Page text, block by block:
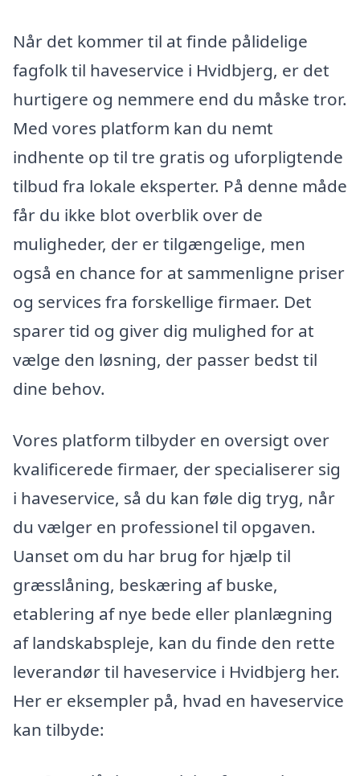
Når det kommer til at finde pålidelige
fagfolk til haveservice i Hvidbjerg, er det
hurtigere og nemmere end du måske tror.
Med vores platform kan du nemt
indhente op til tre gratis og uforpligtende
tilbud fra lokale eksperter. På denne måde
får du ikke blot overblik over de
muligheder, der er tilgængelige, men
også en chance for at sammenligne priser
og services fra forskellige firmaer. Det
sparer tid og giver dig mulighed for at
vælge den løsning, der passer bedst til
dine behov.
Vores platform tilbyder en oversigt over
kvalificerede firmaer, der specialiserer sig
i haveservice, så du kan føle dig tryg, når
du vælger en professionel til opgaven.
Uanset om du har brug for hjælp til
græsslåning, beskæring af buske,
etablering af nye bede eller planlægning
af landskabspleje, kan du finde den rette
leverandør til haveservice i Hvidbjerg her.
Her er eksempler på, hvad en haveservice
kan tilbyde: